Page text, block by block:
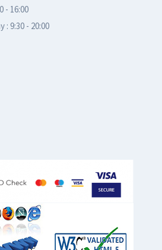
- 16:00
: 9:30 - 20:00